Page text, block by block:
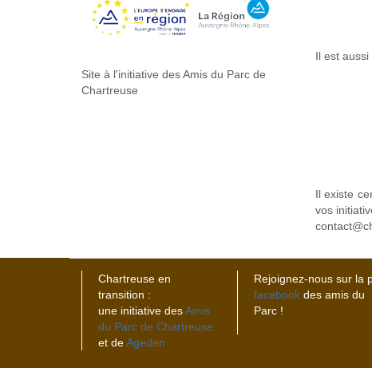
Il est
Il existe
vos
Site à l'initiative des Amis du Parc de
Chartreuse
Chartreuse en
transition :
une initiative desAmis
du Parc de Chartreuse
et deAgeden
Rejoignez-nous sur la
facebook des amis du
Parc !